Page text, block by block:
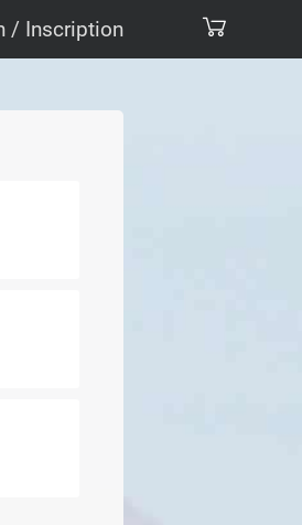
/ Inscription